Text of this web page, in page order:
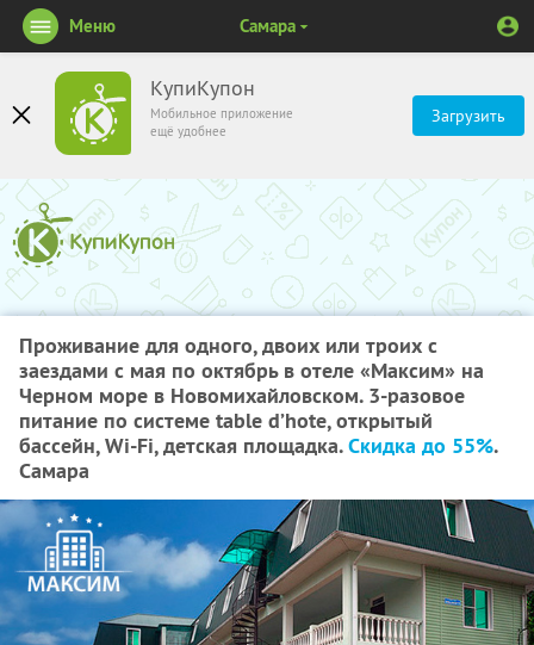
КупиКупон
Мобильное приложение
ещё удобнее
Загрузить
Меню Самара
Проживание для одного, двоих или троих с
заездами с мая по октябрь в отеле «Максим» на
Черном море в Новомихайловском. 3-разовое
питание по системе table d’hote, открытый
бассейн, Wi-Fi, детская площадка.Скидка до 55%.
Самара